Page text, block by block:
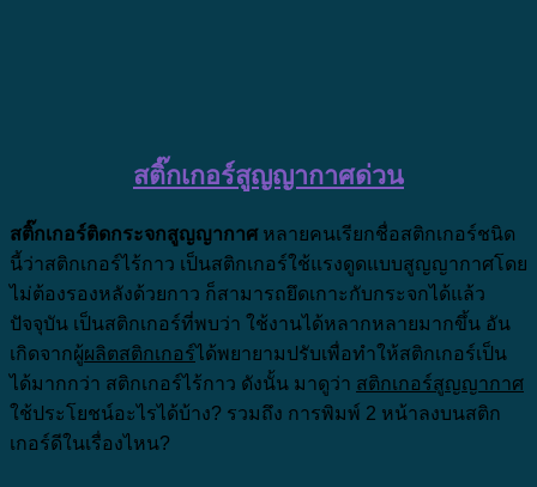
สติ๊กเกอร์สูญญากาศด่วน
สติ๊กเกอร์ติดกระจกสูญญากาศ หลายคนเรียกชื่อสติกเกอร์ชนิด
นี้ว่าสติกเกอร์ไร้กาว เป็นสติกเกอร์ใช้แรงดูดแบบสูญญากาศโดย
ไม่ต้องรองหลังด้วยกาว ก็สามารถยึดเกาะกับกระจกได้แล้ว
ปัจจุบัน เป็นสติกเกอร์ที่พบว่า ใช้งานได้หลากหลายมากขึ้น อัน
เกิดจากผู้ผลิตสติกเกอร์ได้พยายามปรับเพื่อทำให้สติกเกอร์เป็น
ได้มากกว่า สติกเกอร์ไร้กาว ดังนั้น มาดูว่า สติกเกอร์สูญญากาศ
ใช้ประโยชน์อะไรได้บ้าง? รวมถึง การพิมพ์ 2 หน้าลงบนสติก
เกอร์ดีในเรื่องไหน?